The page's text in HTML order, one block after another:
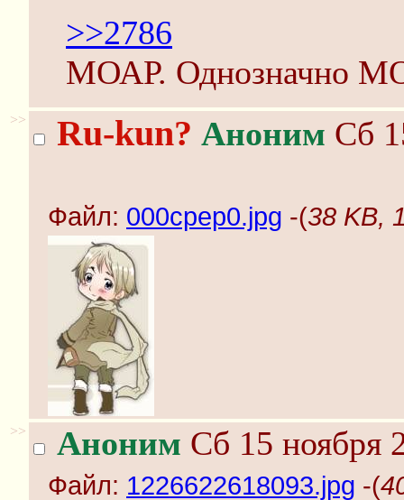
>>2786
МОАР. Однозначно
>> Ru-kun? Аноним Сб
Файл: 000cpep0.jpg -(38 KB,
>> Аноним Сб 15 ноября
Файл: 1226622618093.jpg -(